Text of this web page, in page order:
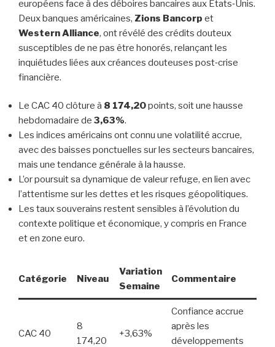
européens face à des déboires bancaires aux États‑Unis.
Deux banques américaines, Zions Bancorp et
Western Alliance, ont révélé des crédits douteux
susceptibles de ne pas être honorés, relançant les
inquiétudes liées aux créances douteuses post‑crise
financière.
Le CAC 40 clôture à 8 174,20points, soit une hausse
hebdomadaire de 3,63%.
Les indices américains ont connu une volatilité accrue,
avec des baisses ponctuelles sur les secteurs bancaires,
mais une tendance générale à la hausse.
L’or poursuit sa dynamique de valeur refuge, en lien avec
l’attentisme sur les dettes et les risques géopolitiques.
Les taux souverains restent sensibles à l’évolution du
contexte politique et économique, y compris en France
et en zone euro.
Catégorie Niveau
Variation
Semaine
Commentaire
CAC 40
8
174,20
+3,63%
Confiance accrue
après les
développements